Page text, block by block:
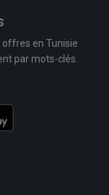
en Tunisie
par mots-clés.